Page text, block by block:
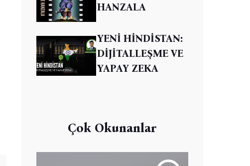
HANZALA
YENİ HİNDİSTAN:
DİJİTALLEŞME VE
YAPAY ZEKA
Çok Okunanlar